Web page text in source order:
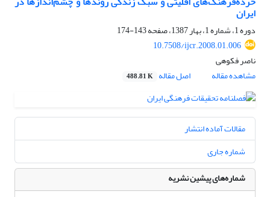
ایران
دوره 1، شماره 1، بهار 1387، صفحه
143-174
10.7508/ijcr.2008.01.006
ناصر فکوهی
مشاهده مقاله
اصل مقاله 488.81 K
مقالات آماده انتشار
شماره جاری
شماره‌های پیشین نشریه